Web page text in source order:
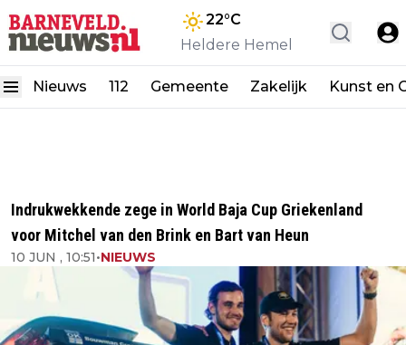
22°C
Heldere Hemel
Nieuws 112 Gemeente Zakelijk Kunst en
Indrukwekkende zege in World Baja Cup Griekenland
voor Mitchel van den Brink en Bart van Heun
10 JUN , 10:51•NIEUWS